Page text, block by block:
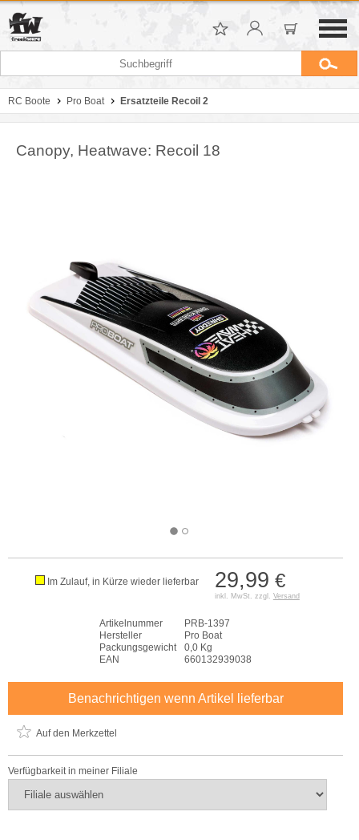
RC Boote Pro Boat Ersatzteile Recoil 2
Canopy, Heatwave: Recoil 18
29,99 €
inkl. MwSt. zzgl. Versand
Im Zulauf, in Kürze wieder lieferbar
Artikelnummer
PRB-1397
Hersteller
Pro Boat
Packungsgewicht
0,0 Kg
EAN
660132939038
Benachrichtigen wenn Artikel lieferbar
Auf den Merkzettel
Verfügbarkeit in meiner Filiale